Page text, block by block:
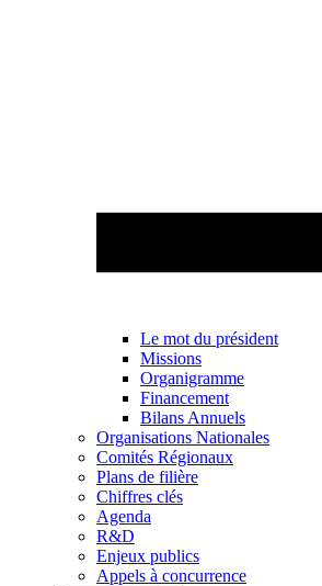
Le mot du président
Missions
Organigramme
Financement
Bilans Annuels
Organisations Nationales
Comités Régionaux
Plans de filière
Chiffres clés
Agenda
R&D
Enjeux publics
Appels à concurrence